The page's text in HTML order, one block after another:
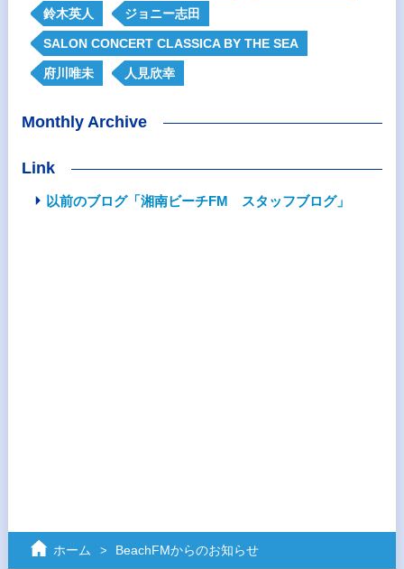
鈴木英人 ジョニー志田
SALON CONCERT CLASSICA BY THE SEA
府川唯未 人見欣幸
Monthly Archive
Link
以前のブログ「湘南ビーチFM スタッフブログ」
ホーム BeachFMからのお知らせ